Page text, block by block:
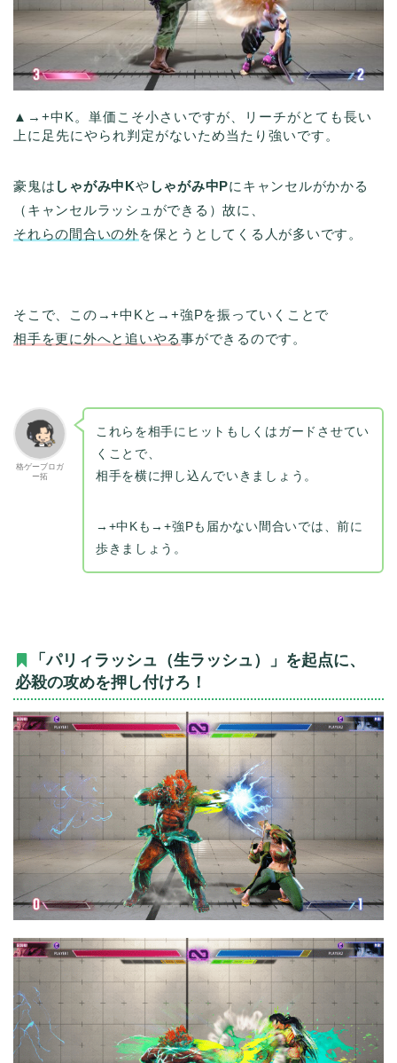
▲→+中K。単価こそ小さいですが、リーチがとても長い
上に足先にやられ判定がないため当たり強いです。
豪鬼は しゃがみ中Kや しゃがみ中Pにキャンセルがかかる
（キャンセルラッシュができる）故に、
それらの間合いの外を保とうとしてくる人が多いです。
そこで、この→+中Kと→+強Pを振っていくことで
相手を更に外へと追いやる事ができるのです。
格ゲーブロガ
ー拓
これらを相手にヒットもしくはガードさせてい
くことで、
相手を横に押し込んでいきましょう。
→+中Kも→+強Pも届かない間合いでは、前に
歩きましょう。
「パリィラッシュ（生ラッシュ）」を起点に、
必殺の攻めを押し付けろ！